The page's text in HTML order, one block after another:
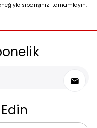
siparişinizi tamamlayın.